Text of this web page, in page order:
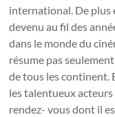
international. De plus
devenu au fil des
dans le monde du
résume pas
de tous les continent.
les talentueux acteurs
rendez- vous dont il